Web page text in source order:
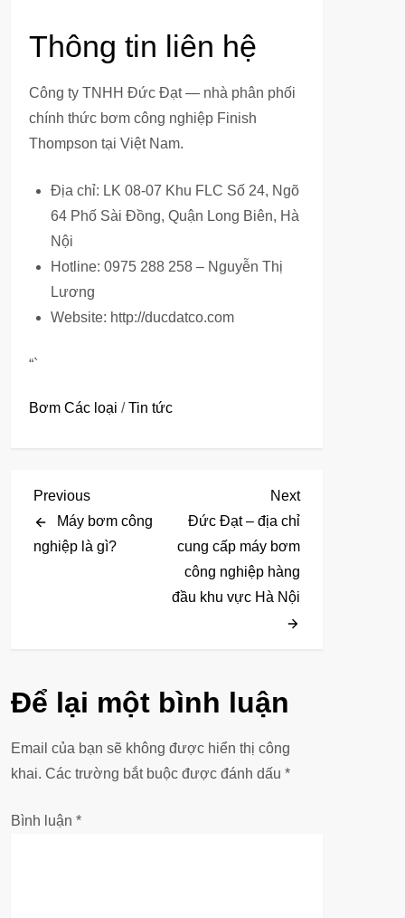
Thông tin liên hệ
Công ty TNHH Đức Đạt — nhà phân phối
chính thức bơm công nghiệp Finish
Thompson tại Việt Nam.
Địa chỉ: LK 08-07 Khu FLC Số 24, Ngõ
64 Phố Sài Đồng, Quận Long Biên, Hà
Nội
Hotline: 0975 288 258 – Nguyễn Thị
Lương
Website: http://ducdatco.com
“`
Bơm Các loại /Tin tức
Đ
i
ư
ớ
n
g
Previous
Post
Previous
Máy bơm công
nghiệp là gì?
Next
Post
Next
Đức Đạt – địa chỉ
cung cấp máy bơm
công nghiệp hàng
đầu khu vực Hà Nội
Để lại một bình luận
Email của bạn sẽ không được hiển thị công
khai. Các trường bắt buộc được đánh dấu *
Bình luận *